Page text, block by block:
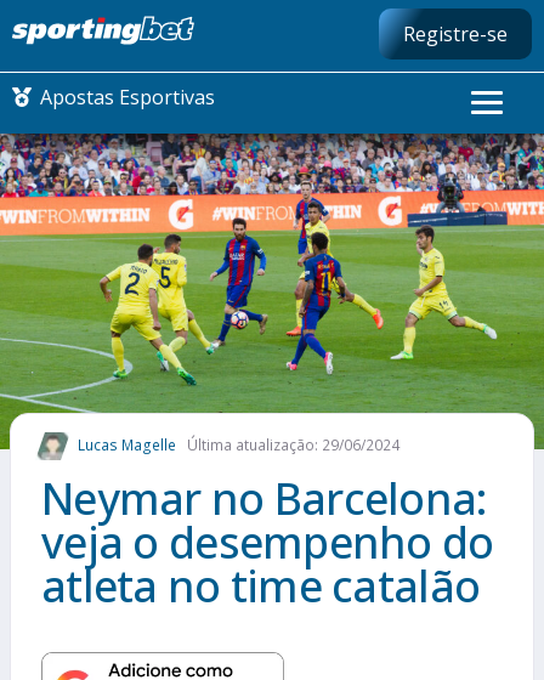
Registre-se
Apostas Esportivas
CONMEBOL LIBERTADORES
FUTEBOL NACIONAL
FUTEBOL INTERNACIONAL
COMO APOSTAR
MAIS ESPORTES
Lucas Magelle Última atualização: 29/06/2024
Neymar no Barcelona:
veja o desempenho do
atleta no time catalão